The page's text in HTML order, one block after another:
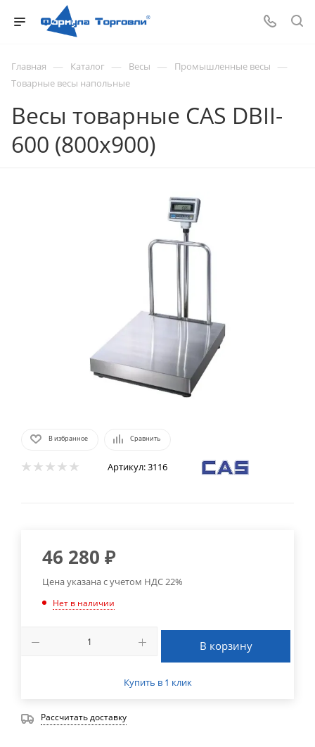
Главная — Каталог — Весы — Промышленные весы —
Товарные весы напольные
Весы товарные CAS DBII-
600 (800х900)
В избранное Сравнить
Артикул:3116
46 280 ₽
Цена указана с учетом НДС 22%
Нет в наличии
В корзину
Купить в 1 клик
Рассчитать доставку